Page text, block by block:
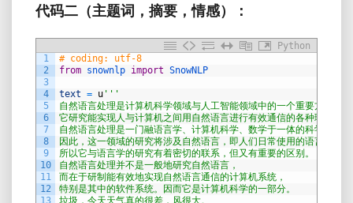
代码二（主题词，摘要，情感）：
Python
1
2
3
4
5
6
7
8
9
10
11
12
13
# coding: utf-8
from snownlp import SnowNLP
text = u '''
自然语言处理是计算机科学领域与人工智能领域中的一个重要方向。
它研究能实现人与计算机之间用自然语言进行有效通信的各种理论和
自然语言处理是一门融语言学、计算机科学、数学于一体的科学。
因此，这一领域的研究将涉及自然语言，即人们日常使用的语言，
所以它与语言学的研究有着密切的联系，但又有重要的区别。
自然语言处理并不是一般地研究自然语言，
而在于研制能有效地实现自然语言通信的计算机系统，
特别是其中的软件系统。因而它是计算机科学的一部分。
垃圾，今天天气真的很差，风很大。